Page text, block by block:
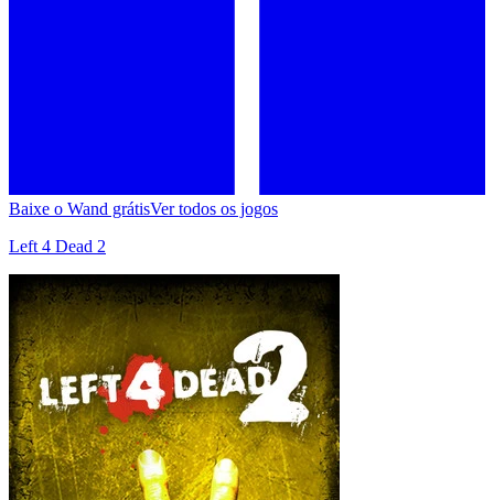
Baixe o Wand grátisVer todos os jogos
Left 4 Dead 2